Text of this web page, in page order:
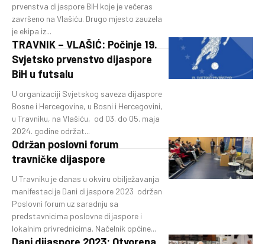
prvenstva dijaspore BiH koje je večeras
završeno na Vlašiću. Drugo mjesto zauzela
je ekipa iz...
TRAVNIK – VLAŠIĆ: Počinje 19.
Svjetsko prvenstvo dijaspore
BiH u futsalu
U organizaciji Svjetskog saveza dijaspore
Bosne i Hercegovine, u Bosni i Hercegovini,
u Travniku, na Vlašiću, od 03. do 05. maja
2024. godine održat...
Održan poslovni forum
travničke dijaspore
U Travniku je danas u okviru obilježavanja
manifestacije Dani dijaspore 2023 održan
Poslovni forum uz saradnju sa
predstavnicima poslovne dijaspore i
lokalnim privrednicima. Načelnik općine...
Dani dijaspore 2023: Otvorena